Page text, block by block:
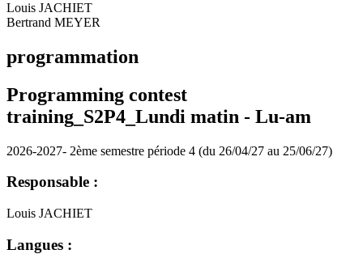
Louis JACHIET
Bertrand MEYER
programmation
Programming contest
training_S2P4_Lundi matin - Lu-am
2026-2027- 2ème semestre période 4 (du 26/04/27 au 25/06/27)
Responsable :
Louis JACHIET
Langues :